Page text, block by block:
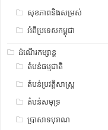
សុខភាពនិងសម្រស់
អំពីប្រទេសកម្ពុជា
ដំណើរកម្សាន្ត
តំបន់ធម្មជាតិ
តំបន់ប្រវត្តិសាស្រ្ត
តំបន់សមុទ្រ
ប្រាសាទបុរាណ